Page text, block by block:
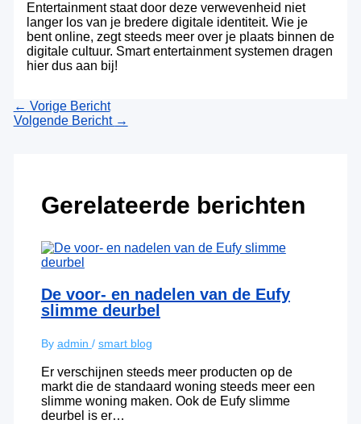
Entertainment staat door deze verwevenheid niet
langer los van je bredere digitale identiteit. Wie je
bent online, zegt steeds meer over je plaats binnen de
digitale cultuur. Smart entertainment systemen dragen
hier dus aan bij!
← Vorige Bericht
Volgende Bericht →
Gerelateerde berichten
De voor- en nadelen van de Eufy
slimme deurbel
By admin / smart blog
Er verschijnen steeds meer producten op de
markt die de standaard woning steeds meer een
slimme woning maken. Ook de Eufy slimme
deurbel is er…